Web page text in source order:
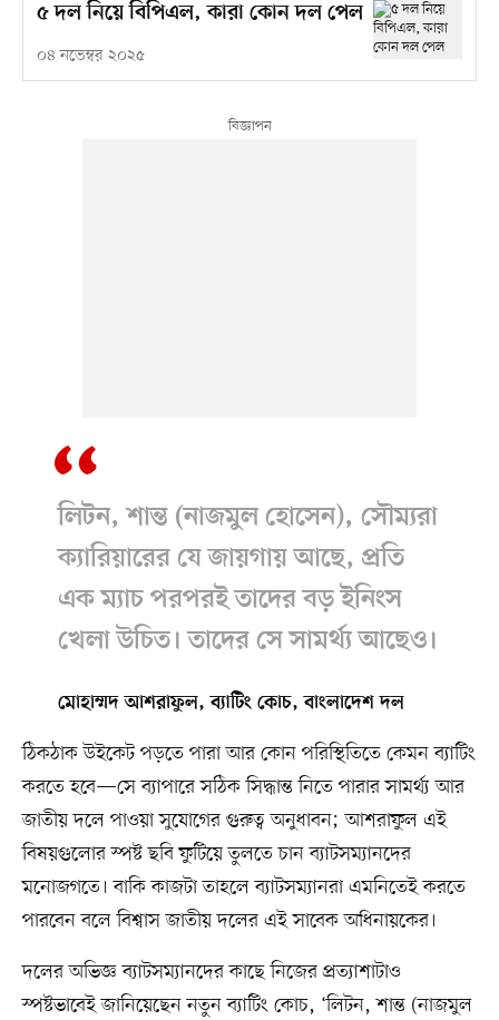
৫ দল নিয়ে বিপিএল, কারা কোন দল পেল
০৪ নভেম্বর ২০২৫
লিটন, শান্ত (নাজমুল হোসেন), সৌম্যরা
ক্যারিয়ারের যে জায়গায় আছে, প্রতি
এক ম্যাচ পরপরই তাদের বড় ইনিংস
খেলা উচিত। তাদের সে সামর্থ্য আছেও।
মোহাম্মদ আশরাফুল, ব্যাটিং কোচ, বাংলাদেশ দল
ঠিকঠাক উইকেট পড়তে পারা আর কোন পরিস্থিতিতে কেমন ব্যাটিং
করতে হবে—সে ব্যাপারে সঠিক সিদ্ধান্ত নিতে পারার সামর্থ্য আর
জাতীয় দলে পাওয়া সুযোগের গুরুত্ব অনুধাবন; আশরাফুল এই
বিষয়গুলোর স্পষ্ট ছবি ফুটিয়ে তুলতে চান ব্যাটসম্যানদের
মনোজগতে। বাকি কাজটা তাহলে ব্যাটসম্যানরা এমনিতেই করতে
পারবেন বলে বিশ্বাস জাতীয় দলের এই সাবেক অধিনায়কের।
দলের অভিজ্ঞ ব্যাটসম্যানদের কাছে নিজের প্রত্যাশাটাও
স্পষ্টভাবেই জানিয়েছেন নতুন ব্যাটিং কোচ, ‘লিটন, শান্ত (নাজমুল